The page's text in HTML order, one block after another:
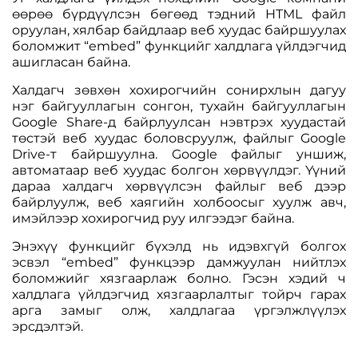
өөрөө бүрдүүлсэн бөгөөд тэдний HTML файл
оруулан, хялбар байдлаар веб хуудас байршуулах
боломжит “embed” функцийг халдлага үйлдэгчид
ашигласан байна.
Халдагч зөвхөн хохирогчийн сонирхлын дагуу
нэг байгууллагын сонгон, тухайн байгууллагын
Google Share-д байрлуулсан нэвтрэх хуудастай
төстэй веб хуудас боловсруулж, файлыг Google
Drive-т байршуулна. Google файлыг уншиж,
автоматаар веб хуудас болгон хөрвүүлдэг. Үүний
дараа халдагч хөрвүүлсэн файлыг веб дээр
байрлуулж, веб хаягийн холбоосыг хуулж авч,
имэйлээр хохирогчид руу илгээдэг байна.
Энэхүү функцийг бүхэлд нь идэвхгүй болгох
эсвэл “embed” функцээр дамжуулан нийтлэх
боломжийг хязгаарлаж болно. Гэсэн хэдий ч
халдлага үйлдэгчид хязгаарлалтыг тойрч гарах
арга замыг олж, халдлагаа үргэлжлүүлэх
эрсдэлтэй.